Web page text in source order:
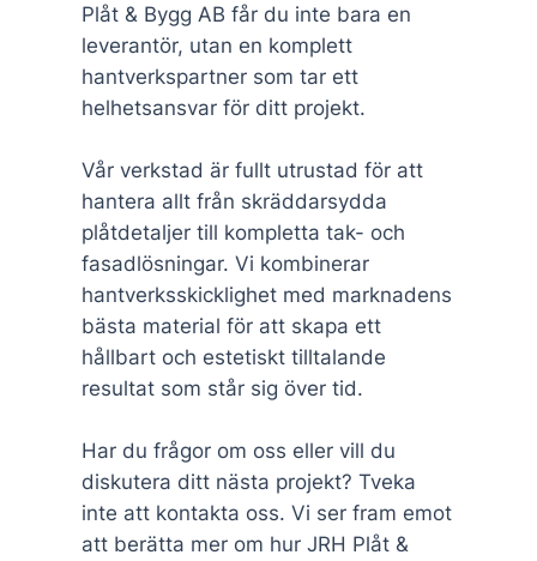
Plåt & Bygg AB får du inte bara en
leverantör, utan en komplett
hantverkspartner som tar ett
helhetsansvar för ditt projekt.
Vår verkstad är fullt utrustad för att
hantera allt från skräddarsydda
plåtdetaljer till kompletta tak- och
fasadlösningar. Vi kombinerar
hantverksskicklighet med marknadens
bästa material för att skapa ett
hållbart och estetiskt tilltalande
resultat som står sig över tid.
Har du frågor om oss eller vill du
diskutera ditt nästa projekt? Tveka
inte att kontakta oss. Vi ser fram emot
att berätta mer om hur JRH Plåt &